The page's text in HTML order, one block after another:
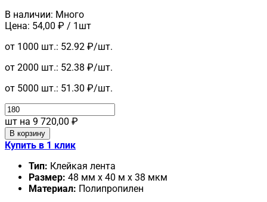
В наличии: Много
Цена: 54,00 ₽ / 1шт
от 1000 шт.: 52.92 ₽/шт.
от 2000 шт.: 52.38 ₽/шт.
от 5000 шт.: 51.30 ₽/шт.
Количество
товара
Клейкая
лента
48
шт на 9 720,00 ₽
В корзину
Купить в 1 клик
Тип: Клейкая лента
Размер: 48 мм x 40 м x 38 мкм
Материал: Полипропилен